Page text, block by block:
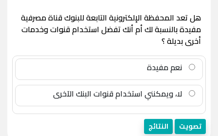
هل تعد المحفظة الإلكترونية التابعة للبنوك قناة مصرفية
مفيدة بالنسبة لك أم أنك تفضل استخدام قنوات وخدمات
أخرى بديلة ؟
نعم مفيدة
لا، ويمكنني استخدام قنوات البنك الآخرى
تصويت النتائج